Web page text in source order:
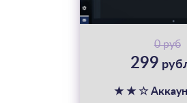
0 руб
299
★ ★ ☆